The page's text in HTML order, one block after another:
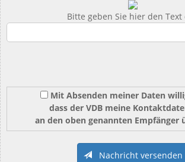
Bitte geben Sie hier den Text
Mit Absenden meiner Daten
dass der VDB meine
an den oben genannten Empfänger
Nachricht versenden